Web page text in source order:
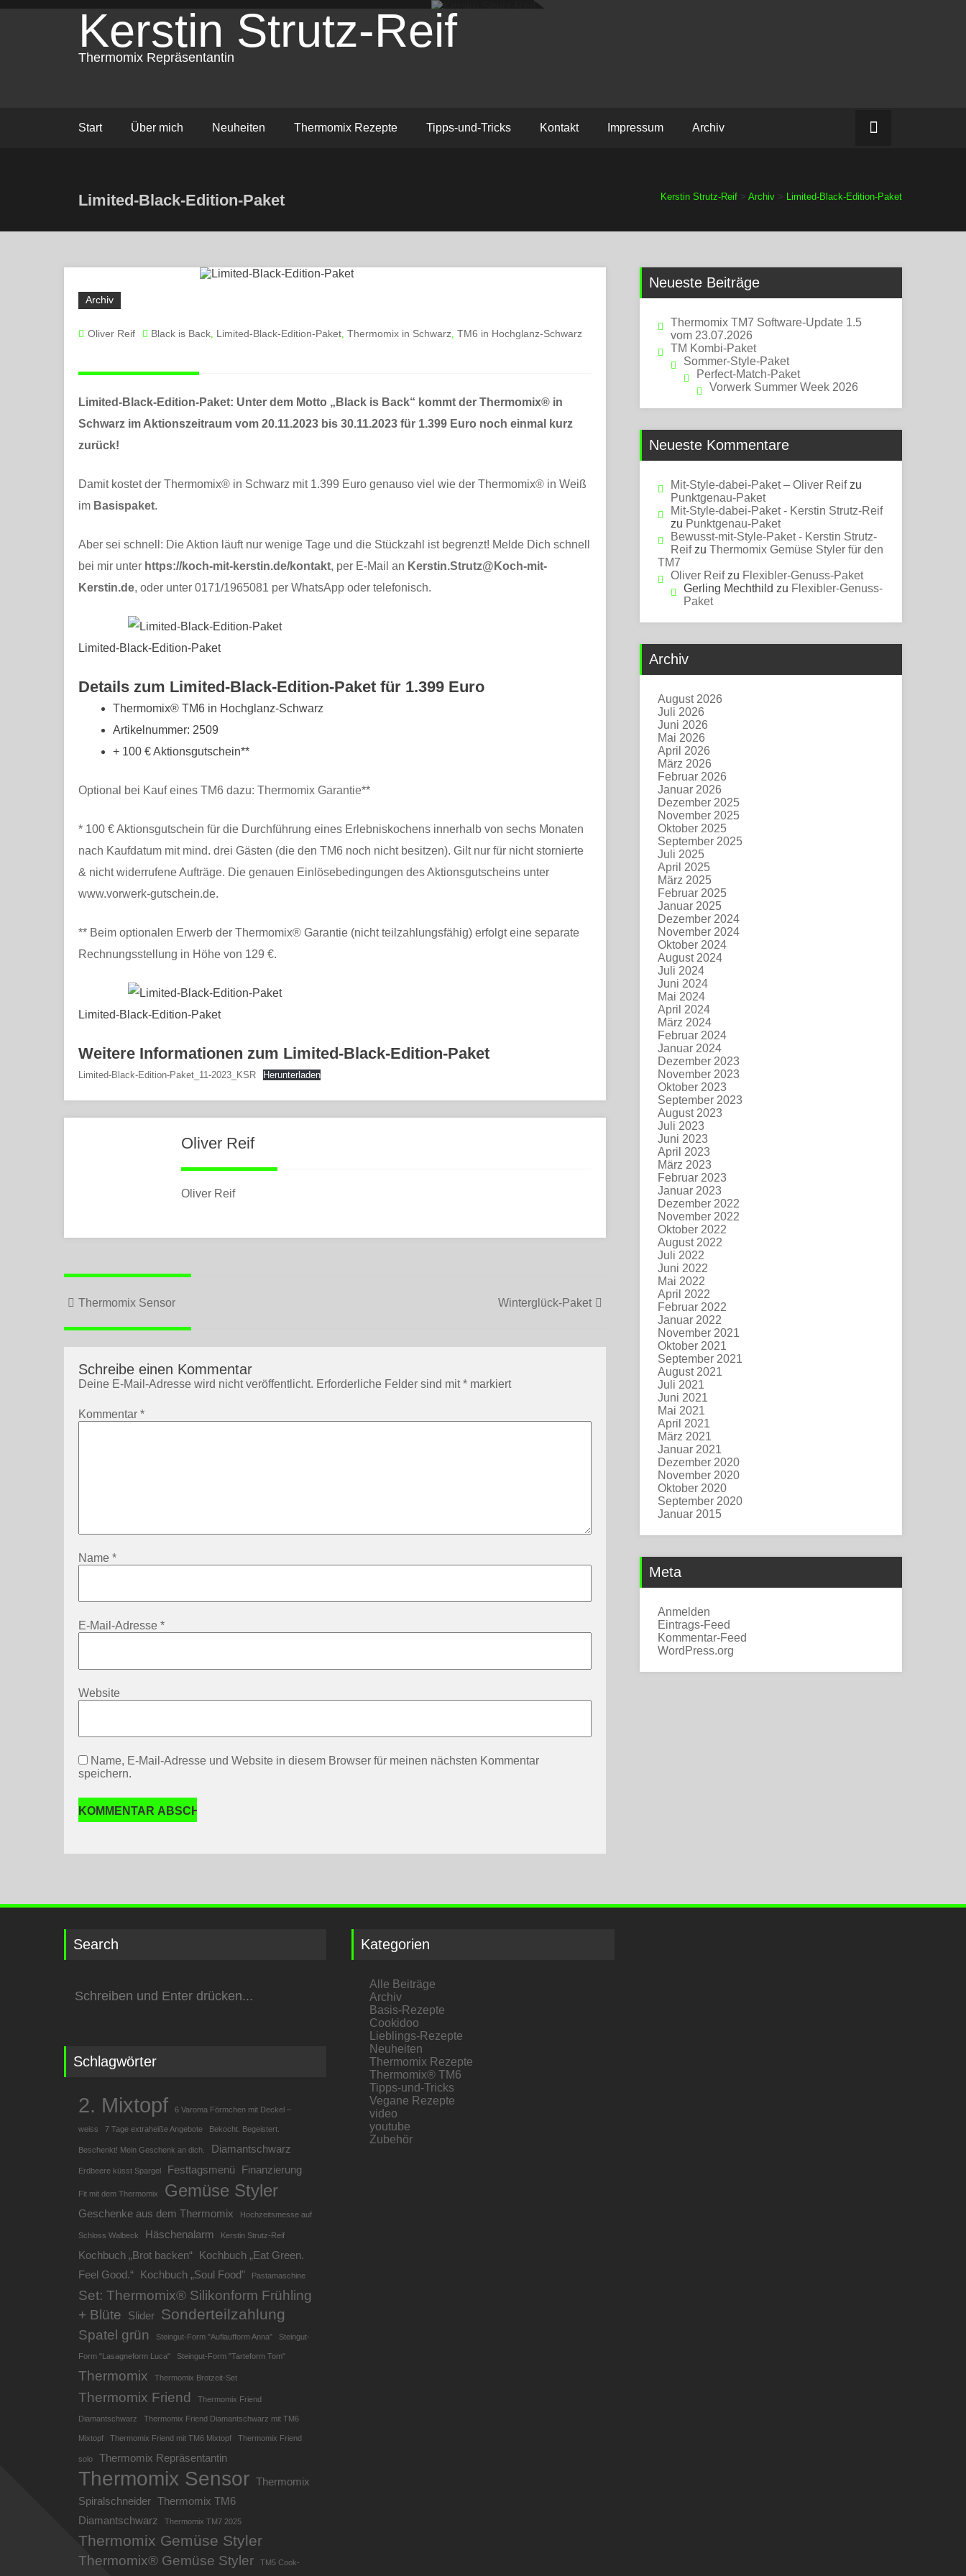
Kerstin Strutz-Reif
Thermomix Repräsentantin
Start Über mich Neuheiten Thermomix Rezepte Tipps-und-Tricks Kontakt Impressum Archiv
Limited-Black-Edition-Paket Kerstin Strutz-Reif > Archiv > Limited-Black-Edition-Paket
Archiv
Oliver Reif Black is Back, Limited-Black-Edition-Paket, Thermomix in Schwarz, TM6 in Hochglanz-Schwarz
Limited-Black-Edition-Paket: Unter dem Motto „Black is Back“ kommt der Thermomix® in
Schwarz im Aktionszeitraum vom 20.11.2023 bis 30.11.2023 für 1.399 Euro noch einmal kurz
zurück!
Damit kostet der Thermomix® in Schwarz mit 1.399 Euro genauso viel wie der Thermomix® in Weiß
im Basispaket.
Aber sei schnell: Die Aktion läuft nur wenige Tage und die Stückzahl ist begrenzt! Melde Dich schnell
bei mir unter https://koch-mit-kerstin.de/kontakt, per E-Mail an Kerstin.Strutz@Koch-mit-
Kerstin.de, oder unter 0171/1965081 per WhatsApp oder telefonisch.
Limited-Black-Edition-Paket
Details zum Limited-Black-Edition-Paket für 1.399 Euro
Thermomix® TM6 in Hochglanz-Schwarz
Artikelnummer: 2509
+ 100 € Aktionsgutschein**
Optional bei Kauf eines TM6 dazu: Thermomix Garantie**
* 100 € Aktionsgutschein für die Durchführung eines Erlebniskochens innerhalb von sechs Monaten
nach Kaufdatum mit mind. drei Gästen (die den TM6 noch nicht besitzen). Gilt nur für nicht stornierte
& nicht widerrufene Aufträge. Die genauen Einlösebedingungen des Aktionsgutscheins unter
www.vorwerk-gutschein.de.
** Beim optionalen Erwerb der Thermomix® Garantie (nicht teilzahlungsfähig) erfolgt eine separate
Rechnungsstellung in Höhe von 129 €.
Limited-Black-Edition-Paket
Weitere Informationen zum Limited-Black-Edition-Paket
Limited-Black-Edition-Paket_11-2023_KSR Herunterladen
Oliver Reif
Oliver Reif
Beitragsnavigation
Thermomix Sensor Winterglück-Paket
Schreibe einen Kommentar
Deine E-Mail-Adresse wird nicht veröffentlicht. Erforderliche Felder sind mit* markiert
Kommentar *
Name *
E-Mail-Adresse *
Website
Name, E-Mail-Adresse und Website in diesem Browser für meinen nächsten Kommentar
speichern.
Neueste Beiträge
Thermomix TM7 Software-Update 1.5
vom 23.07.2026
TM Kombi-Paket
Sommer-Style-Paket
Perfect-Match-Paket
Vorwerk Summer Week 2026
Neueste Kommentare
Mit-Style-dabei-Paket – Oliver Reifzu
Punktgenau-Paket
Mit-Style-dabei-Paket - Kerstin Strutz-Reif
zu Punktgenau-Paket
Bewusst-mit-Style-Paket - Kerstin Strutz-
Reifzu Thermomix Gemüse Styler für den
TM7
Oliver Reifzu Flexibler-Genuss-Paket
Gerling Mechthild zu Flexibler-Genuss-
Paket
Archiv
August 2026
Juli 2026
Juni 2026
Mai 2026
April 2026
März 2026
Februar 2026
Januar 2026
Dezember 2025
November 2025
Oktober 2025
September 2025
Juli 2025
April 2025
März 2025
Februar 2025
Januar 2025
Dezember 2024
November 2024
Oktober 2024
August 2024
Juli 2024
Juni 2024
Mai 2024
April 2024
März 2024
Februar 2024
Januar 2024
Dezember 2023
November 2023
Oktober 2023
September 2023
August 2023
Juli 2023
Juni 2023
April 2023
März 2023
Februar 2023
Januar 2023
Dezember 2022
November 2022
Oktober 2022
August 2022
Juli 2022
Juni 2022
Mai 2022
April 2022
Februar 2022
Januar 2022
November 2021
Oktober 2021
September 2021
August 2021
Juli 2021
Juni 2021
Mai 2021
April 2021
März 2021
Januar 2021
Dezember 2020
November 2020
Oktober 2020
September 2020
Januar 2015
Meta
Anmelden
Eintrags-Feed
Kommentar-Feed
WordPress.org
Search
nach:
Schlagwörter
2. Mixtopf 6 Varoma Förmchen mit Deckel –
weiss 7 Tage extraheiße Angebote Bekocht. Begeistert.
Beschenkt! Mein Geschenk an dich. Diamantschwarz
Erdbeere küsst Spargel Festtagsmenü Finanzierung
Fit mit dem Thermomix Gemüse Styler
Geschenke aus dem Thermomix Hochzeitsmesse auf
Schloss Walbeck Häschenalarm Kerstin Strutz-Reif
Kochbuch „Brot backen“ Kochbuch „Eat Green.
Feel Good.“ Kochbuch „Soul Food" Pastamaschine
Set: Thermomix® Silikonform Frühling
+ Blüte
Slider Sonderteilzahlung
Spatel grün Steingut-Form "Auflaufform Anna" Steingut-
Form "Lasagneform Luca" Steingut-Form "Tarteform Tom"
Thermomix Thermomix Brotzeit-Set
Thermomix Friend Thermomix Friend
Diamantschwarz Thermomix Friend Diamantschwarz mit TM6
Mixtopf Thermomix Friend mit TM6 Mixtopf Thermomix Friend
solo Thermomix Repräsentantin
Thermomix Sensor Thermomix
Spiralschneider Thermomix TM6
Diamantschwarz
Thermomix TM7 2025
Thermomix Gemüse Styler
Thermomix® Gemüse Styler TM5 Cook-
Kategorien
Alle Beiträge
Archiv
Basis-Rezepte
Cookidoo
Lieblings-Rezepte
Neuheiten
Thermomix Rezepte
Thermomix® TM6
Tipps-und-Tricks
Vegane Rezepte
video
youtube
Zubehör